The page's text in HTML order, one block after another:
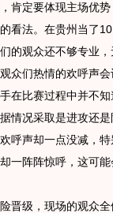
定要体现主场优势
看法。在贵州当了
的观众还不够专业
众们热情的欢呼声
在比赛过程中并不
情况采取是进攻还
呼声却一点没减，
一阵阵惊呼，这可
级，现场的观众全